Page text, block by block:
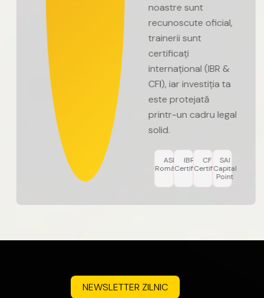
noastresunt
recunoscuteoficial,
traineriisunt
certificați
internațional(IBR&
CFI),iarinvestițiata
esteprotejată
printr-uncadrulegal
solid.
ASF
România
IBR
Certified
CFI
Certified
SAI
Capital
Point
NEWSLETTER ZILNIC